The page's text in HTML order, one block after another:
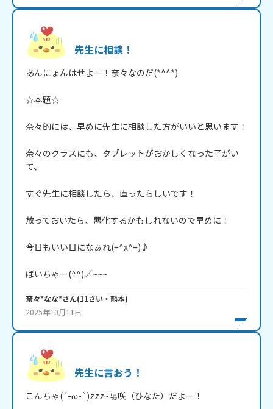
先生に相談！
あんにょんはせよー！奈々なのだ(*^^*)
☆本題☆
奈々的には、早めに先生に相談した方がいいと思います！
奈々のクラスにも、タブレットがおかしくなった子がい
て、
すぐ先生に相談したら、直ったらしいです！
放っておいたら、悪化するかもしれないので早めに！
今日もいい日になぁれ(=^x^=)♪
ばいちゃー(^^)／~~~
奈々*なな*さん(11さい・ 熊本)
2025年10月11日
先生に言おう！
こんちゃ(´-ω-`)zzz~陽咲（ひなた）だよー！